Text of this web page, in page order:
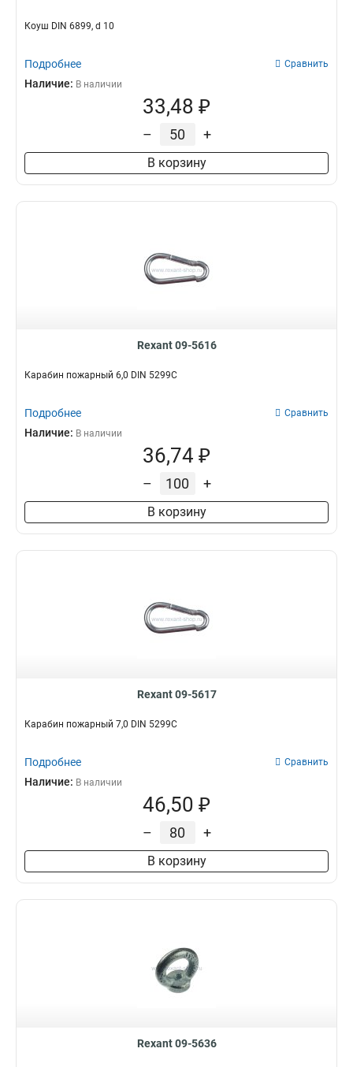
Коуш DIN 6899, d 10
Подробнее Сравнить
Наличие: В наличии
33,48 ₽
– +
В корзину
Rexant 09-5616
Карабин пожарный 6,0 DIN 5299С
Подробнее Сравнить
Наличие: В наличии
36,74 ₽
– +
В корзину
Rexant 09-5617
Карабин пожарный 7,0 DIN 5299С
Подробнее Сравнить
Наличие: В наличии
46,50 ₽
– +
В корзину
Rexant 09-5636